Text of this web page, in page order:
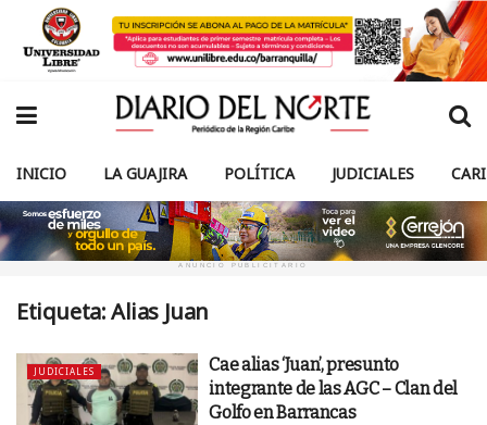
INICIO LA GUAJIRA POLÍTICA JUDICIALES
ANUNCIO PUBLICITARIO
Etiqueta:Alias Juan
JUDICIALES
Cae alias ‘Juan’, presunto
integrante de las AGC – Clan del
Golfo en Barrancas